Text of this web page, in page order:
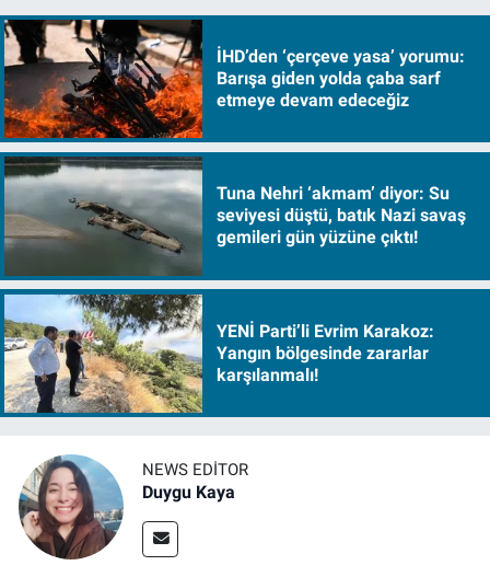
İHD’den ‘çerçeve yasa’ yorumu:
Barışa giden yolda çaba sarf
etmeye devam edeceğiz
Tuna Nehri ‘akmam’ diyor: Su
seviyesi düştü, batık Nazi savaş
gemileri gün yüzüne çıktı!
YENİ Parti’li Evrim Karakoz:
Yangın bölgesinde zararlar
karşılanmalı!
NEWS EDITOR
Duygu Kaya